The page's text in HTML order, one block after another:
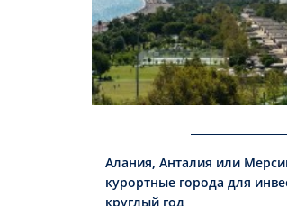
Алания, Анталия или
курортные города для
круглый год